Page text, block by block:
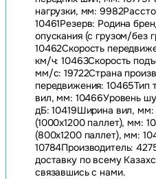
нагрузки, мм:
10461Резерв: Родина
опускания (с грузом/без
10462Скорость
км/ч: 10463Скорость
мм/с: 19722Страна
передвижения: 10465Тип
вил, мм: 10466Уровень
дБ: 10419Ширина вил,
(1000х1200 паллет), мм:
(800х1200 паллет), мм:
10784Производитель:
доставку по всему
связавшись с нами.